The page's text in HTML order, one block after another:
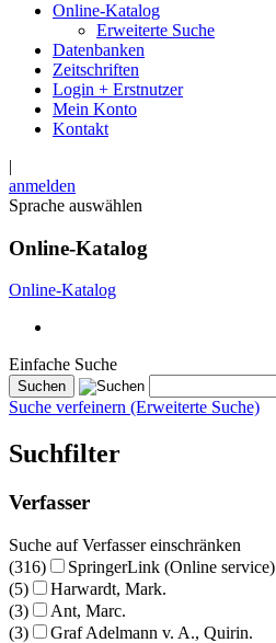
Online-Katalog
Erweiterte Suche
Datenbanken
Zeitschriften
Login + Erstnutzer
Mein Konto
Kontakt
|
anmelden
Sprache auswählen
Online-Katalog
Online-Katalog
Einfache Suche
Suche verfeinern (Erweiterte Suche)
Suchfilter
Verfasser
Suche auf Verfasser einschränken
(316)
SpringerLink (Online service)
(5)
Harwardt, Mark.
(3)
Ant, Marc.
(3)
Graf Adelmann v. A., Quirin.